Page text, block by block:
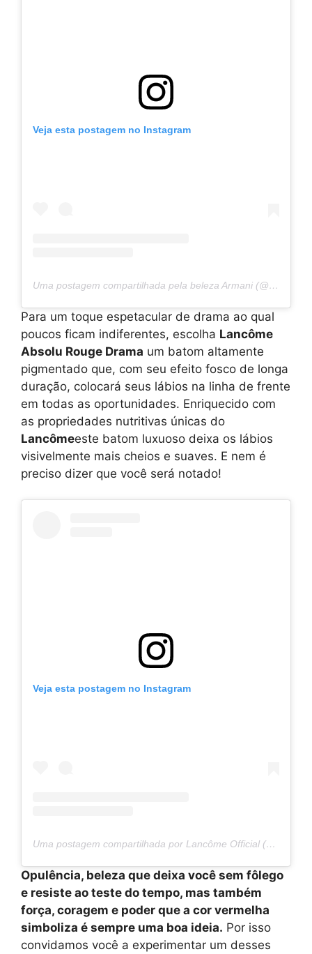
Veja esta postagem no Instagram
Uma postagem compartilhada pela beleza Armani (@armanibeauty)
Para um toque espetacular de drama ao qual
poucos ficam indiferentes, escolha Lancôme
Absolu Rouge Drama um batom altamente
pigmentado que, com seu efeito fosco de longa
duração, colocará seus lábios na linha de frente
em todas as oportunidades. Enriquecido com
as propriedades nutritivas únicas do
Lancômeeste batom luxuoso deixa os lábios
visivelmente mais cheios e suaves. E nem é
preciso dizer que você será notado!
Veja esta postagem no Instagram
Uma postagem compartilhada por Lancôme Official (@lancomeofficial)
Opulência, beleza que deixa você sem fôlego
e resiste ao teste do tempo, mas também
força, coragem e poder que a cor vermelha
simboliza é sempre uma boa ideia. Por isso
convidamos você a experimentar um desses